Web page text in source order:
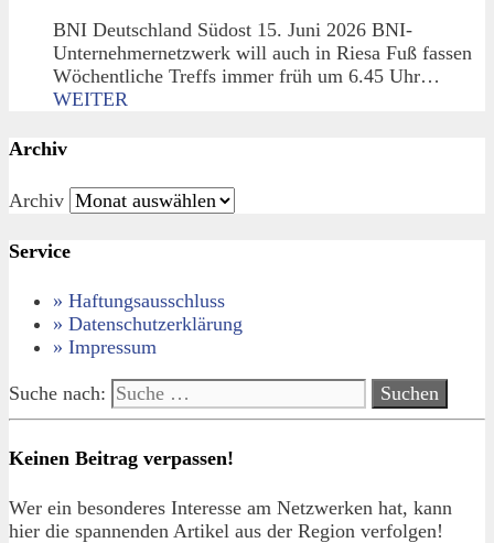
BNI Deutschland Südost 15. Juni 2026 BNI-
Unternehmernetzwerk will auch in Riesa Fuß fassen
Wöchentliche Treffs immer früh um 6.45 Uhr…
WEITER
Archiv
Archiv
Service
» Haftungsausschluss
» Datenschutzerklärung
» Impressum
Suche nach:
Keinen Beitrag verpassen!
Wer ein besonderes Interesse am Netzwerken hat, kann
hier die spannenden Artikel aus der Region verfolgen!